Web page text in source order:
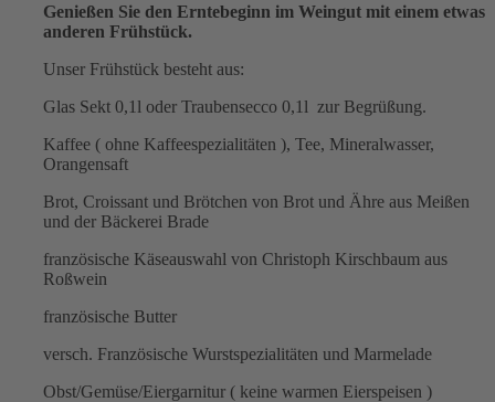
Genießen Sie den Erntebeginn im Weingut mit einem etwas
anderen Frühstück.
Unser Frühstück besteht aus:
Glas Sekt 0,1l oder Traubensecco 0,1l zur Begrüßung.
Kaffee ( ohne Kaffeespezialitäten ), Tee, Mineralwasser,
Orangensaft
Brot, Croissant und Brötchen von Brot und Ähre aus Meißen
und der Bäckerei Brade
französische Käseauswahl von Christoph Kirschbaum aus
Roßwein
französische Butter
versch. Französische Wurstspezialitäten und Marmelade
Obst/Gemüse/Eiergarnitur ( keine warmen Eierspeisen )